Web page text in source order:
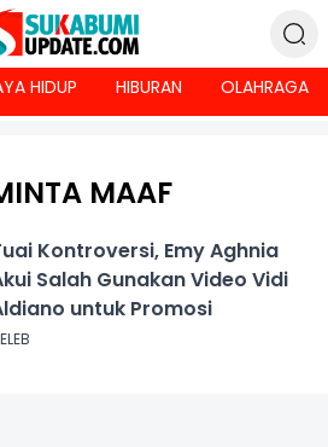
HIDUP HIBURAN OLAHRAGA
MAAF
Kontroversi, Emy Aghnia
Salah Gunakan Video Vidi
untuk Promosi